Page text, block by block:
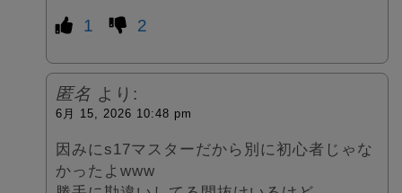
1 2
匿名 より:
6月 15, 2026 10:48 pm
因みにs17マスターだから別に初心者じゃな
かったよwww